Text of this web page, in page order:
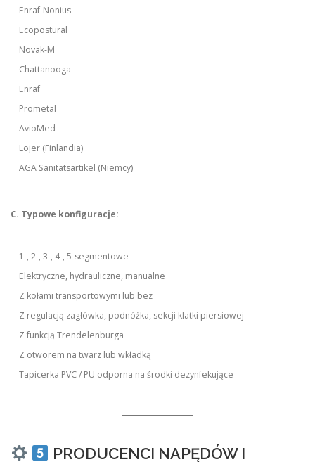
Enraf-Nonius
Ecopostural
Novak-M
Chattanooga
Enraf
Prometal
AvioMed
Lojer (Finlandia)
AGA Sanitätsartikel (Niemcy)
C. Typowe konfiguracje:
1-, 2-, 3-, 4-, 5-segmentowe
Elektryczne, hydrauliczne, manualne
Z kołami transportowymi lub bez
Z regulacją zagłówka, podnóżka, sekcji klatki piersiowej
Z funkcją Trendelenburga
Z otworem na twarz lub wkładką
Tapicerka PVC / PU odporna na środki dezynfekujące
PRODUCENCI NAPĘDÓW I